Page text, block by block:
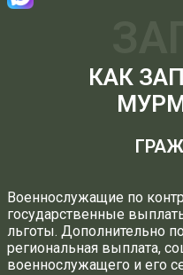
КАК
Военнослужащие по
государственные
льготы. Дополнительно
региональная выплата,
военнослужащего и его